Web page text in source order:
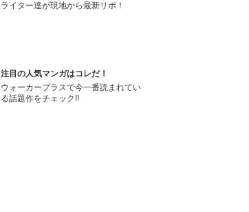
ライター達が現地から最新リポ！
注目の人気マンガはコレだ！
ウォーカープラスで今一番読まれてい
る話題作をチェック!!